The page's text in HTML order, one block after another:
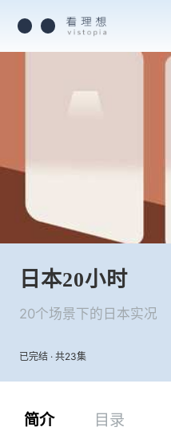
日本20小时
20个场景下的日本实况
已完结 · 共23集
简介 目录